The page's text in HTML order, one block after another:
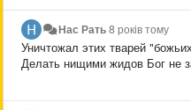
Нас Рать8 років тому
Уничтожал этих тварей
Делать нищими жидов Бог не